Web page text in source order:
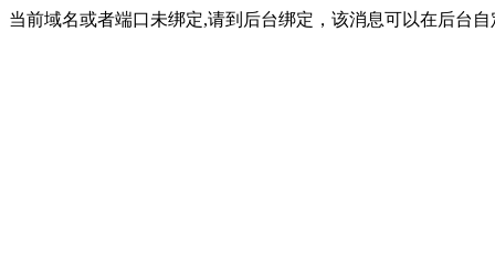
当前域名或者端口未绑定,请到后台绑定，该消息可以在后台自